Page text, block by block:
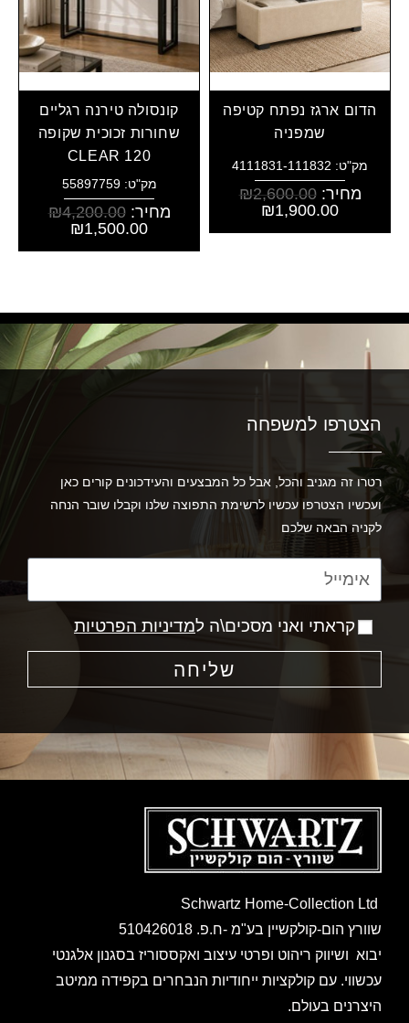
הדום ארגז נפתח קטיפה
שמפניה
מק"ט: 4111831-111832
מחיר: ₪2,600.00
₪1,900.00
קונסולה טירנה רגליים
שחורות זכוכית שקופה
CLEAR 120
מק"ט: 55897759
מחיר: ₪4,200.00
₪1,500.00
הצטרפו למשפחה
רטרו זה מגניב והכל, אבל כל המבצעים והעידכונים קורים כאן
ועכשיו הצטרפו עכשיו לרשימת התפוצה שלנו וקבלו שובר הנחה
לקניה הבאה שלכם
קראתי ואני מסכים\ה למדיניות הפרטיות
שליחה
שוורץ הום-קולקשיין בע"מ -ח.פ. 510426018
יבוא ושיווק ריהוט ופרטי עיצוב ואקססוריז בסגנון אלגנטי
עכשווי. עם קולקציות ייחודיות הנבחרים בקפידה ממיטב
היצרנים בעולם.